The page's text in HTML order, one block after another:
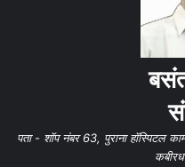
पता - शॉप नंबर 63, पुराना हॉस्पिटल